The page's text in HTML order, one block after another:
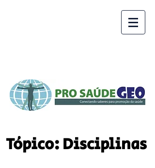
Tópico: Disciplinas